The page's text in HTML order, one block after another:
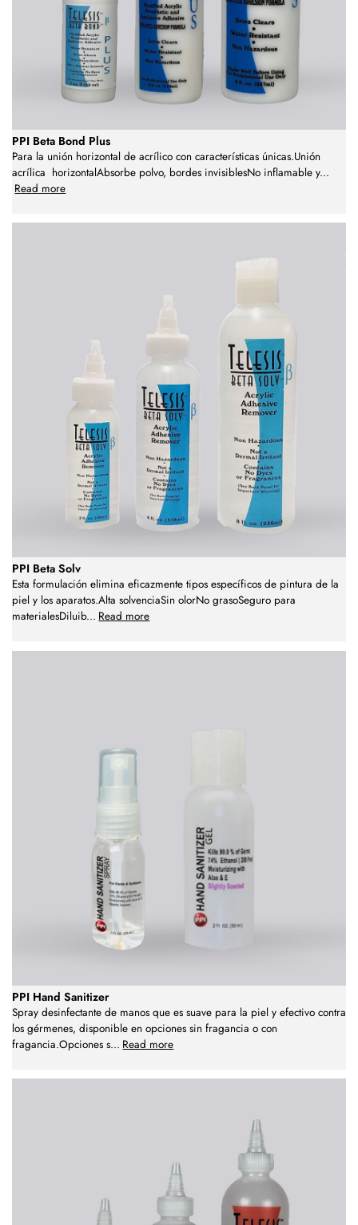
PPI Beta Bond Plus
Para la unión horizontal de acrílico con características únicas.Unión
acrílica horizontalAbsorbe polvo, bordes invisiblesNo inflamable y...
Read more
PPI Beta Solv
Esta formulación elimina eficazmente tipos específicos de pintura de la
piel y los aparatos.Alta solvenciaSin olorNo grasoSeguro para
materialesDiluib... Read more
PPI Hand Sanitizer
Spray desinfectante de manos que es suave para la piel y efectivo contra
los gérmenes, disponible en opciones sin fragancia o con
fragancia.Opciones s... Read more